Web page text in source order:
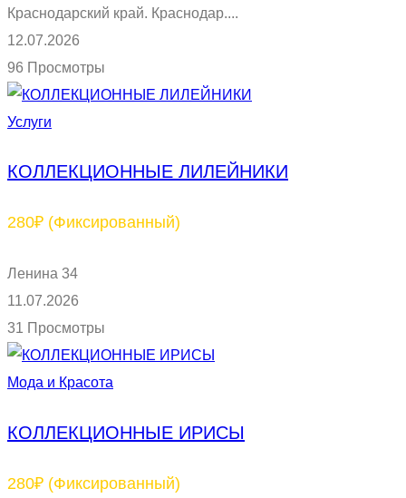
Краснодарский край. Краснодар....
12.07.2026
96 Просмотры
Услуги
КОЛЛЕКЦИОННЫЕ ЛИЛЕЙНИКИ
280₽ (Фиксированный)
Ленина 34
11.07.2026
31 Просмотры
Мода и Красота
КОЛЛЕКЦИОННЫЕ ИРИСЫ
280₽ (Фиксированный)